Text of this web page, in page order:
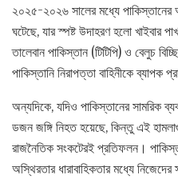
২০২৫-২০২৬ সালের মধ্যে পাকিস্তানের
ঘটেছে, যার স্পষ্ট উদাহরণ হলো খাইবার
তালেবান পাকিস্তান (টিটিপি) ও বেলুচ
পাকিস্তানি নিরাপত্তা বাহিনীকে ব্যাপক
অন্যদিকে, যদিও পাকিস্তানের সামরিক
ডজন জঙ্গি নিহত হয়েছে, কিন্তু এই
রাজনৈতিক সংকটেরই প্রতিফলন।
অস্থিরতার ধারাবাহিকতার মধ্যে